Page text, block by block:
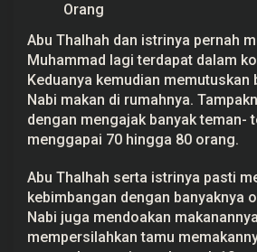
Orang
Abu Thalhah dan istrinya pernah
Muhammad lagi terdapat dalam
Keduanya kemudian memutuskan
Nabi makan di rumahnya.
dengan mengajak banyak teman-
menggapai 70 hingga 80 orang.
Abu Thalhah serta istrinya pasti
kebimbangan dengan banyaknya
Nabi juga mendoakan
mempersilahkan tamu